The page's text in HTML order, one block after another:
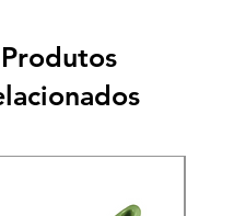
Produtos